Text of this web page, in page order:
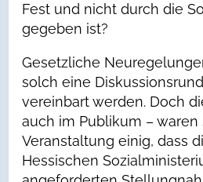
Fest und nicht durch die
gegeben ist?
Gesetzliche
solch eine
vereinbart werden. Doch
auch im Publikum –
Veranstaltung einig, dass
Hessischen